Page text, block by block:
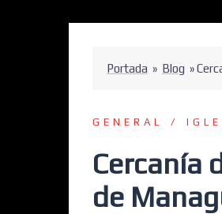
Portada » Blog »
GENERAL
Cercanía
de